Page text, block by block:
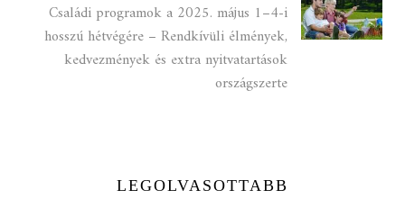
Családi programok a 2025. május 1–4-i
hosszú hétvégére – Rendkívüli élmények,
kedvezmények és extra nyitvatartások
országszerte
LEGOLVASOTTABB